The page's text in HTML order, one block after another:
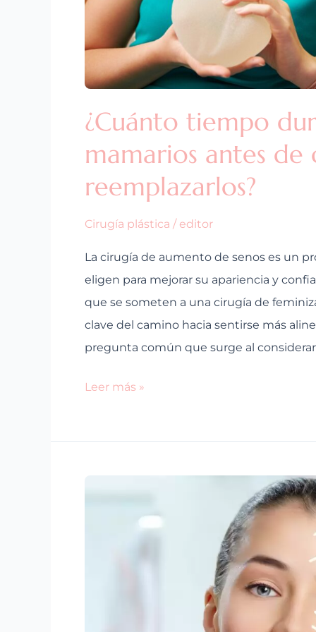
¿Cuánto tiempo
mamarios antes de
reemplazarlos?
Cirugía plástica / editor
La cirugía de aumento de senos es un
eligen para mejorar su apariencia y
que se someten a una cirugía de
clave del camino hacia sentirse más
pregunta común que surge al
Leer más »